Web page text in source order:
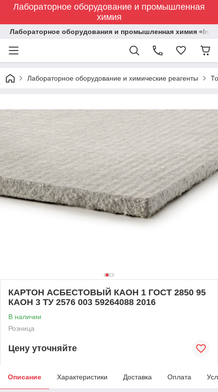
Лабораторное оборудование и промышленная
химия
Лабораторное оборудования и промышленная химия
Лабораторное оборудование и химические реагенты
КАРТОН АСБЕСТОВЫЙ КАОН 1 ГОСТ 2850 95
КАОН 3 ТУ 2576 003 59264088 2016
В наличии
Розница
Цену уточняйте
Описание Характеристики Доставка Оплата